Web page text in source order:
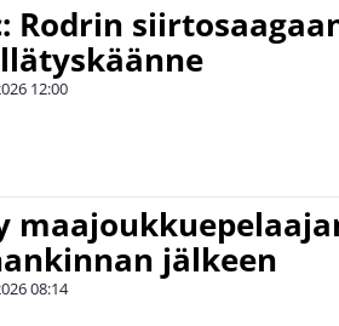
Rodrin
12:00
jälkeen
08:14